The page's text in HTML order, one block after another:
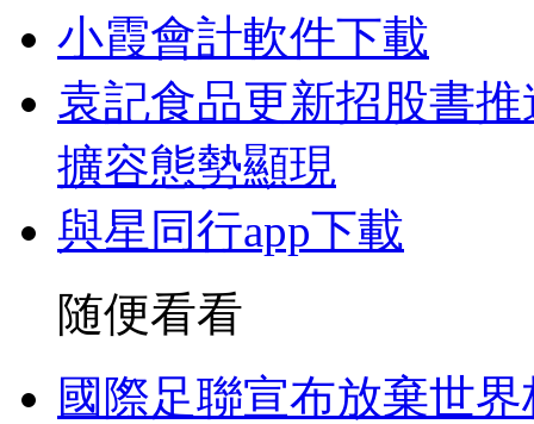
小霞會計軟件下載
袁記食品更新招股書
擴容態勢顯現
與星同行app下載
随便看看
國際足聯宣布放棄世